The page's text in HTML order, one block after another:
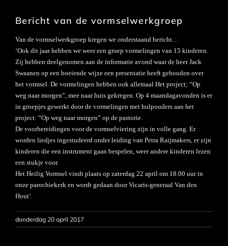
Bericht van de vormselwerkgroep
Van de vormselwerkgroep kregen we onderstaand bericht…
‘Ook dit jaar hebben we weer een groep vormelingen van 15 kinderen.
Zij hebben deelgenomen aan de informatie avond waar de heer Jack
Swaanen op een boeiende wijze een presentatie heeft gehouden over
het vormsel. De vormelingen hebben ook allemaal Het project; “Op
weg naar morgen”, mee naar huis gekregen. Op 4 maandagavonden is er
in groepjes gewerkt door de vormelingen met hulpouders aan het
project: “Op weg naar morgen” op de pastorie.
De voorbereidingen voor de vormselviering zijn in volle gang. Er
worden liedjes ingestudeerd onder leiding van Petra Raijmakers, er zijn
kinderen die een instrument gaan bespelen, weer andere kinderen lezen
een stukje voor.
Het Heilig Vormsel vindt plaats op zaterdag 22 april om 18.00 uur in
onze parochiekerk en wordt gedaan door Vicaris-generaal Van den
Hout’.
donderdag 20 april 2017